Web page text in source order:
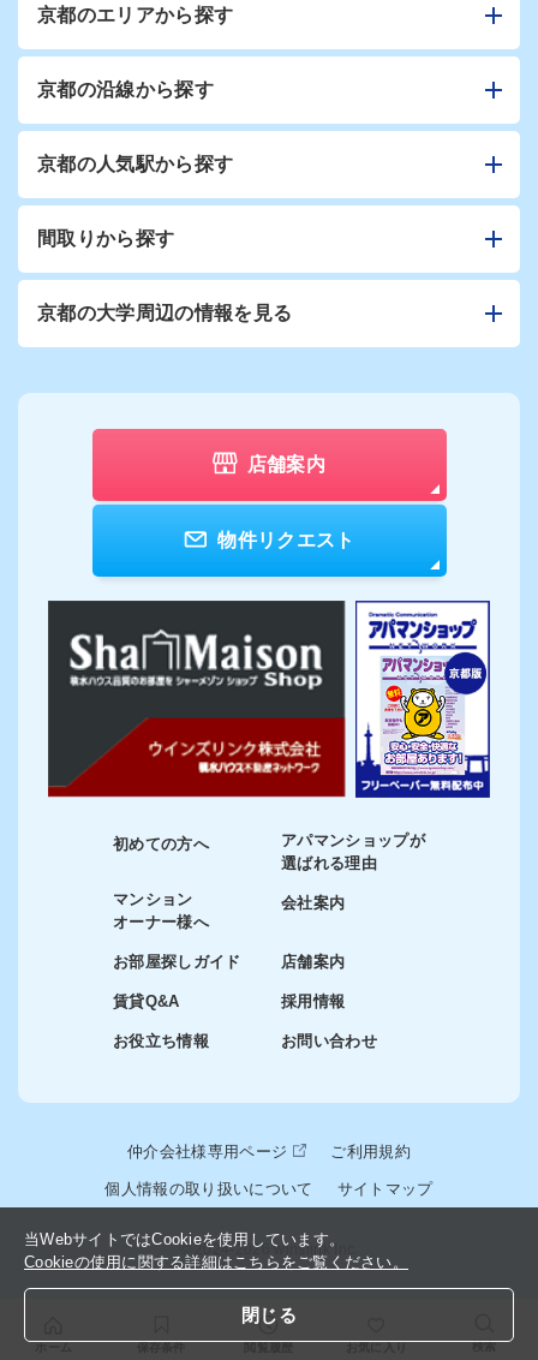
検索
京都のエリアから探す
京都の沿線から探す
京都の人気駅から探す
間取りから探す
京都の大学周辺の情報を見る
店舗案内
物件リクエスト
初めての方へ
マンション
オーナー様へ
お部屋探しガイド
賃貸Q&A
お役立ち情報
アパマンショップが
選ばれる理由
会社案内
店舗案内
採用情報
お問い合わせ
仲介会社様専用ページ ご利用規約
個人情報の取り扱いについて サイトマップ
© 2024-2026 winslink Inc.
当WebサイトではCookieを使用しています。
Cookieの使用に関する詳細はこちらをご覧ください。
閉じる